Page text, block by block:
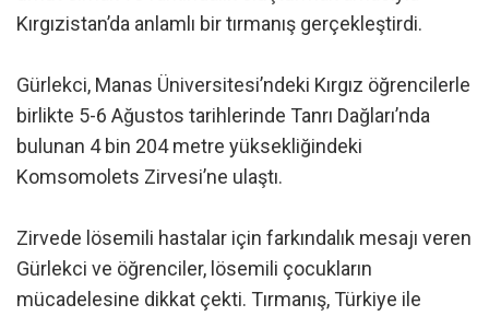
Kırgızistan’da anlamlı bir tırmanış gerçekleştirdi.
Gürlekci, Manas Üniversitesi’ndeki Kırgız öğrencilerle
birlikte 5-6 Ağustos tarihlerinde Tanrı Dağları’nda
bulunan 4 bin 204 metre yüksekliğindeki
Komsomolets Zirvesi’ne ulaştı.
Zirvede lösemili hastalar için farkındalık mesajı veren
Gürlekci ve öğrenciler, lösemili çocukların
mücadelesine dikkat çekti. Tırmanış, Türkiye ile